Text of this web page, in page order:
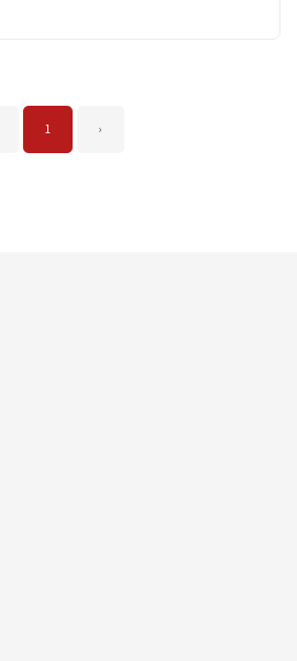
1 ›